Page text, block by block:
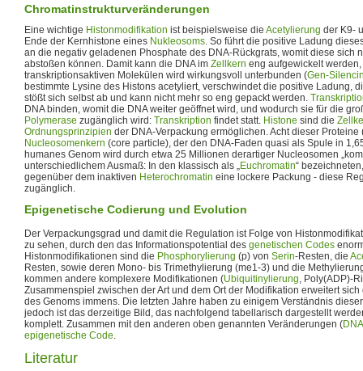
Chromatinstrukturveränderungen
Eine wichtige Histonmodifikation ist beispielsweise die Acetylierung der K9-
Ende der Kernhistone eines Nukleosoms. So führt die positive Ladung
an die negativ geladenen Phosphate des DNA-Rückgrats, womit diese sich
abstoßen können. Damit kann die DNA im Zellkern eng aufgewickelt
transkriptionsaktiven Molekülen wird wirkungsvoll unterbunden (Gen-
bestimmte Lysine des Histons acetyliert, verschwindet die positive Ladung,
stößt sich selbst ab und kann nicht mehr so eng gepackt werden.
DNA binden, womit die DNA weiter geöffnet wird, und wodurch sie für die
Polymerase zugänglich wird: Transkription findet statt. Histone sind die
Ordnungsprinzipien der DNA-Verpackung ermöglichen. Acht dieser Proteine
Nucleosomenkern (core particle), der den DNA-Faden quasi als Spule in
humanes Genom wird durch etwa 25 Millionen derartiger Nucleosomen
unterschiedlichem Ausmaß: In den klassisch als „Euchromatin“
gegenüber dem inaktiven Heterochromatin eine lockere Packung - diese
zugänglich.
Epigenetische Codierung und Evolution
Der Verpackungsgrad und damit die Regulation ist Folge von
zu sehen, durch den das Informationspotential des genetischen Codes
Histonmodifikationen sind die Phosphorylierung (p) von Serin-Resten, die
Resten, sowie deren Mono- bis Trimethylierung (me1-3) und die
kommen andere komplexere Modifikationen (Ubiquitinylierung, Poly(ADP)-
Zusammenspiel zwischen der Art und dem Ort der Modifikation erweitert
des Genoms immens. Die letzten Jahre haben zu einigem Verständnis
jedoch ist das derzeitige Bild, das nachfolgend tabellarisch dargestellt
komplett. Zusammen mit den anderen oben genannten Veränderungen (
epigenetische Code.
Literatur